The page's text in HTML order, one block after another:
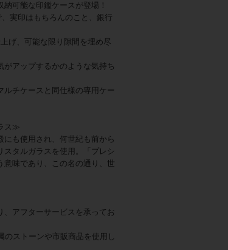
可能な印鑑ケースが登場！
実印はもちろんのこと、銀行
げ、可能な限り隙間を埋め尽
アップするかのような気持ち
ルチケースと同仕様の専用ケー
ス≫
にも使用され、何世紀も前から
スタルガラスを使用。「プレシ
味であり、この名の通り、世
、アフターサービスを承ってお
のストーンや市販商品を使用し